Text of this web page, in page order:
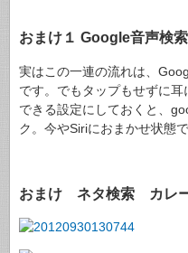
おまけ１ Google音声検
実はこの一連の流れは、
です。でもタップもせずに
できる設定にしておくと、
ク。今やSiriにおまかせ状態で
おまけ ネタ検索 カレ